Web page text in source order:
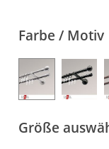
Panneaux
Farbe / Motiv
Größe